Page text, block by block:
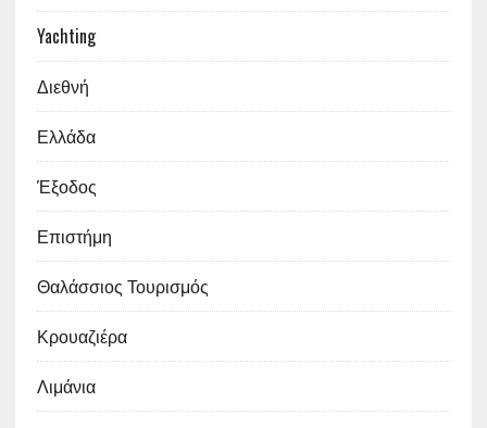
Yachting
Διεθνή
Ελλάδα
Έξοδος
Επιστήμη
Θαλάσσιος Τουρισμός
Κρουαζιέρα
Λιμάνια